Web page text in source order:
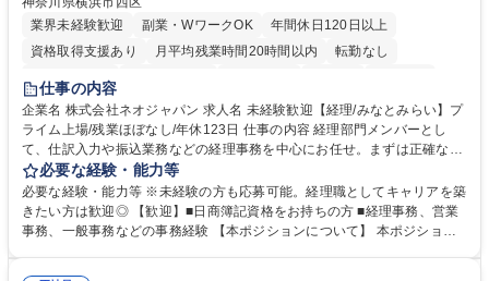
業界未経験歓迎
副業・WワークOK
年間休日120日以上
資格取得支援あり
月平均残業時間20時間以内
転勤なし
未経験者歓迎
完全週休2日制
交通費支給 駅近5分以内 土日祝休み
服装自由
寮・社宅あり
仕事の内容
企業名 株式会社ネオジャパン 求人名 未経験歓迎【経理/みなとみらい】プ
ライム上場/残業ほぼなし/年休123日 仕事の内容 経理部門メンバーとし
て、仕訳入力や振込業務などの経理事務を中心にお任せ。まずは正確な入
力・確認業務からスタートし、既存メンバーと一緒に業務を進めながら段
階的に経理知識を身につけていただきます。 【具体的には】 ■社内稟議に
基づく仕訳入力 ■月末の振込業務 ■明細作成 ■伝票処理、記帳業務 ■既存
メンバーの業務サポート 【将来的には】 ■月次決算補助 ■四半期・年次決
必要な経験・能力等
必要な経験・能力等 ※未経験の方も応募可能。経理職としてキャリアを築
きたい方は歓迎◎ 【歓迎】■日商簿記資格をお持ちの方 ■経理事務、営業
事務、一般事務などの事務経験 【本ポジションについて】 本ポジション